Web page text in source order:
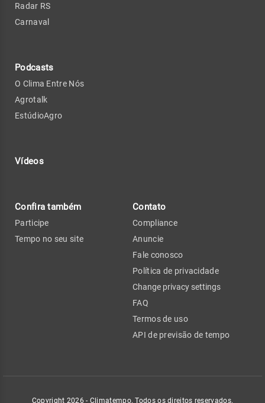
Radar RS
Carnaval
Podcasts
O Clima Entre Nós
Agrotalk
EstúdioAgro
Vídeos
Confira também
Participe
Tempo no seu site
Contato
Compliance
Anuncie
Fale conosco
Política de privacidade
Change privacy settings
FAQ
Termos de uso
API de previsão de tempo
Copyright 2026 - Climatempo. Todos os direitos reservados.